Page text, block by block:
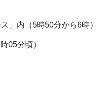
」内（5時50分から6時）
05分頃）